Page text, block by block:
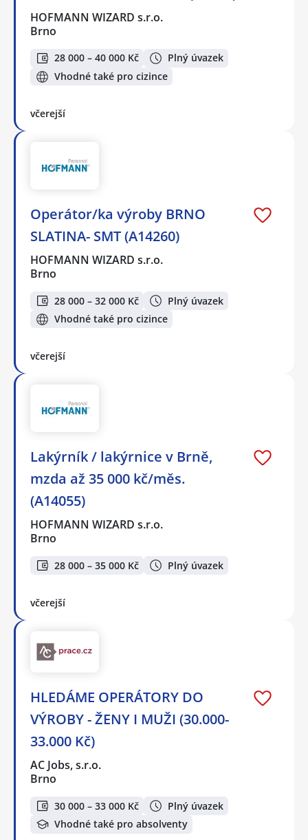
HOFMANN WIZARD s.r.o.
Brno
28 000 – 40 000 Kč
Plný úvazek
Vhodné také pro cizince
včerejší
Operátor/ka výroby BRNO
SLATINA- SMT (A14260)
HOFMANN WIZARD s.r.o.
Brno
28 000 – 32 000 Kč
Plný úvazek
Vhodné také pro cizince
včerejší
Lakýrník / lakýrnice v Brně,
mzda až 35 000 kč/měs.
(A14055)
HOFMANN WIZARD s.r.o.
Brno
28 000 – 35 000 Kč Plný úvazek
včerejší
HLEDÁME OPERÁTORY DO
VÝROBY - ŽENY I MUŽI (30.000-
33.000 Kč)
AC Jobs, s.r.o.
Brno
30 000 – 33 000 Kč
Plný úvazek
Vhodné také pro absolventy